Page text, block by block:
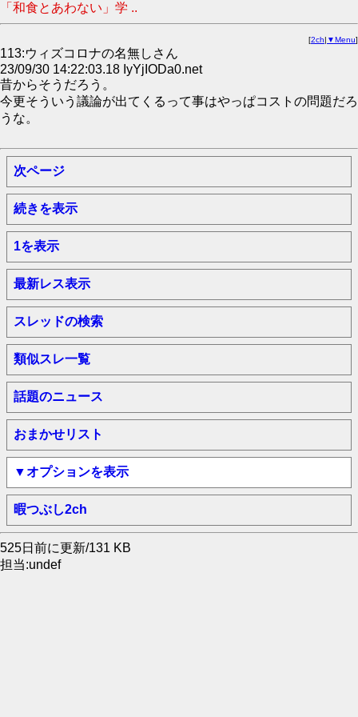
「和食とあわない」学 ..
[2ch| ▼Menu]
113:ウィズコロナの名無しさん
23/09/30 14:22:03.18 IyYjIODa0.net
昔からそうだろう。
今更そういう議論が出てくるって事はやっぱコストの問題だろ
うな。
次ページ
続きを表示
1を表示
最新レス表示
スレッドの検索
類似スレ一覧
話題のニュース
おまかせリスト
▼オプションを表示
暇つぶし2ch
525日前に更新/131 KB
担当:undef